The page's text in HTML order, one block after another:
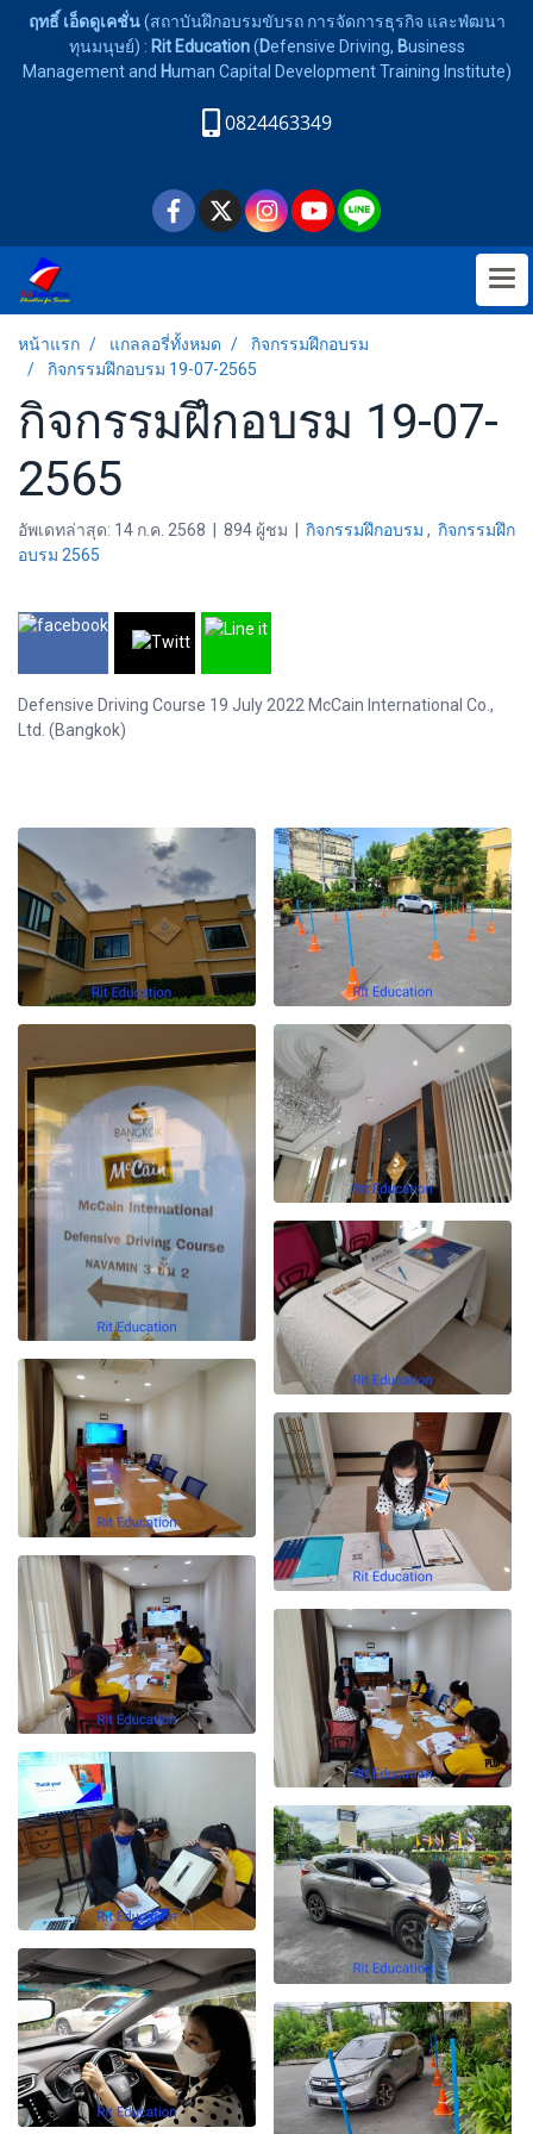
ฤทธิ์ เอ็ดดูเคชั่น(สถาบันฝึกอบรมขับรถ การจัดการธุรกิจ และพํฒนา
ทุนมนุษย์) : Rit Education(Defensive Driving, Business
Management and Human Capital Development Training Institute)
0824463349
หน้าแรก แกลลอรี่ทั้งหมด
กิจกรรมฝึกอบรม
กิจกรรมฝึกอบรม 19-07-2565
กิจกรรมฝึกอบรม 19-07-
2565
อัพเดทล่าสุด: 14 ก.ค. 2568 894 ผู้ชม กิจกรรมฝึกอบรม , กิจกรรมฝึก
อบรม 2565
Defensive Driving Course 19 July 2022 McCain International Co.,
Ltd. (Bangkok)